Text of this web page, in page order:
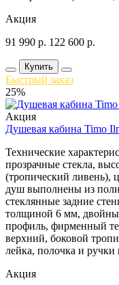
Акция
91 990 р. 122 600 р.
Купить
Быстрый заказ
25%
Акция
Душевая кабина Timo
Технические
прозрачные стекла,
(тропический ливень),
душ выполнены из
стеклянные задние
толщиной 6 мм,
профиль, фирменный
верхний, боковой
лейка, полочка и
Акция